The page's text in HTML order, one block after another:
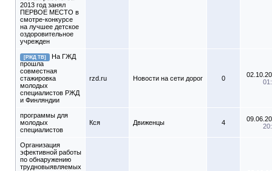
2013 год занял
ПЕРВОЕ МЕСТО в
смотре-конкурсе
на лучшее детское
оздоровительное
учрежден
[РЖД ТВ]
На ГЖД
прошла
совместная
стажировка
молодых
специалистов РЖД
и Финляндии
rzd.ru Новости на сети дорог 0
программы для
молодых
специалистов
Кся Движенцы 4
Организация
эфективной работы
по обнаружению
трудновыявляемых